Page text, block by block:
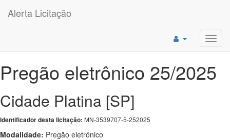
Alerta Licitação
Pregão eletrônico 25/2025
Cidade Platina [SP]
Identificador desta licitação: MN-3539707-5-252025
Modalidade: Pregão eletrônico